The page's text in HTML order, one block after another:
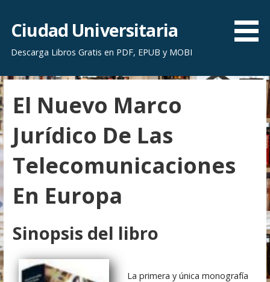
r
a
l
c
o
n
e
n
i
d
o
Ciudad Universitaria
Descarga Libros Gratis en PDF, EPUB y MOBI
El Nuevo Marco
Jurídico De Las
Telecomunicaciones
En Europa
Sinopsis del libro
La primera y única monografía